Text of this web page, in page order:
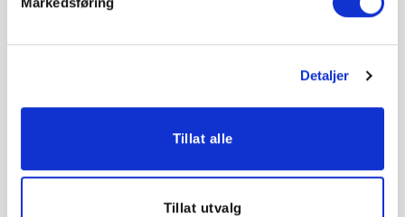
Detaljer
Tillat alle
Tillat utvalg
Vilkår *